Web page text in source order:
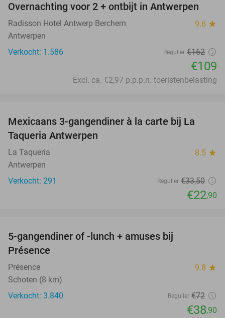
33%
Overnachting voor 2 + ontbijt in Antwerpen
Radisson Hotel Antwerp Berchem 9.6 star
Antwerpen
Verkocht: 1.586
Regulier €162
€109
Excl. ca. €2,97 p.p.p.n. toeristenbelasting
32%
Mexicaans 3-gangendiner à la carte bij La
Taqueria Antwerpen
La Taqueria 8.5 star
Antwerpen
Verkocht: 291
Regulier €33,50
€22,90
5-gangendiner of -lunch + amuses bij
Présence
Présence 9.8 star
Schoten (8 km)
Verkocht: 3.840
Regulier €72
€38,90